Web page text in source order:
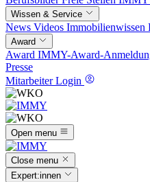
Wissen & Service
News Videos Immobilienwissen
Award
Award IMMY-Award-
Presse
Mitarbeiter Login
Open menu
Close menu
Expert:innen